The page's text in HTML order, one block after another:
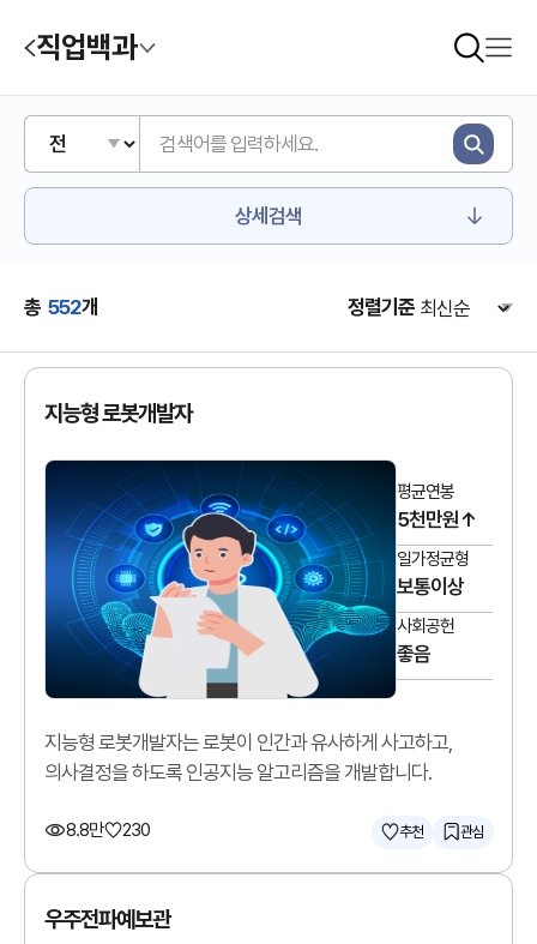
직업백과
상세검색
총 552개 정렬기준
지능형 로봇개발자
평균연봉
5천만원↑
일가정균형
보통이상
사회공헌
좋음
지능형 로봇개발자는 로봇이 인간과 유사하게 사고하고,
의사결정을 하도록 인공지능 알고리즘을 개발합니다.
8.8만 230 추천 관심
우주전파예보관